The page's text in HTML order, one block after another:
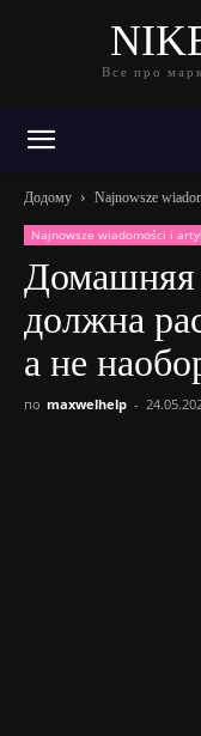
Все про
Додому Najnowsze
Najnowsze wiadomości i
Домашняя
должна
а не
по maxwelhelp -